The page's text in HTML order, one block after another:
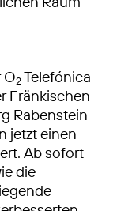
O2Telefónica
Fränkischen
Rabenstein
jetzt einen
Ab sofort
die